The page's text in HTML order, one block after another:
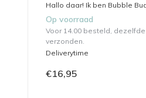
Hallo daar! Ik ben Bubble
Op voorraad
Voor 14.00 besteld,
verzonden.
Deliverytime
€16,95